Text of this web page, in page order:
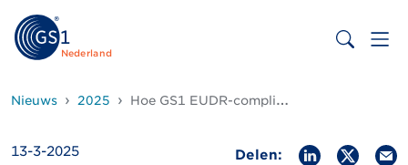
Nederland
Nieuws 2025 Hoe GS1 EUDR-compliance ondersteunt met EDI
13-3-2025 Delen: